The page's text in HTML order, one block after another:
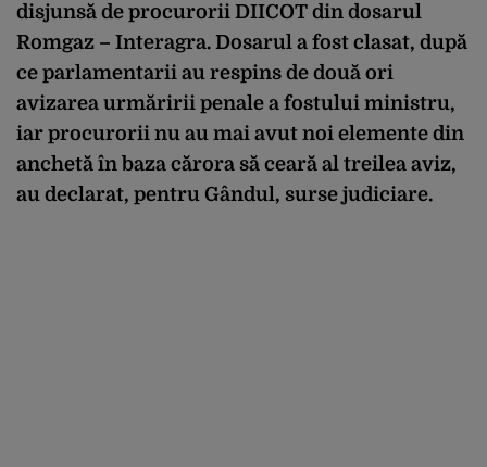
disjunsă de procurorii DIICOT din dosarul
Romgaz – Interagra. Dosarul a fost clasat, după
ce parlamentarii au respins de două ori
avizarea urmăririi penale a fostului ministru,
iar procurorii nu au mai avut noi elemente din
anchetă în baza cărora să ceară al treilea aviz,
au declarat, pentru Gândul, surse judiciare.